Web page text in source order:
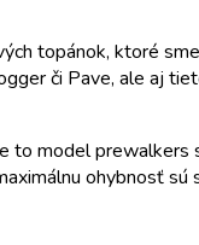
topánok, ktoré
či Pave, ale aj
to model
ohybnosť